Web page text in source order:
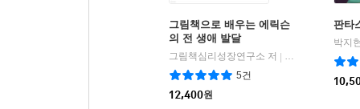
그림책으로 배우는 에릭슨
의 전 생애 발달
그림책심리성장연구소 저 |
5건
12,400원
판타
박지